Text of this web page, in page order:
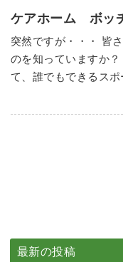
ケアホーム ボッ
突然ですが・・・ 皆
のを知っていますか
て、誰でもできるス
最新の投稿